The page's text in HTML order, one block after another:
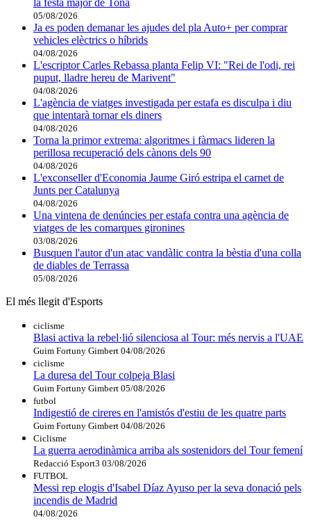
la festa major de Tona
05/08/2026
Ja es poden demanar les ajudes del pla Auto+ per comprar
vehicles elèctrics o híbrids
04/08/2026
L'escriptor Carles Rebassa planta Felip VI: "Rei de l'odi, rei
puput, lladre hereu de Marivent"
04/08/2026
L'agència de viatges investigada per estafa es disculpa i diu
que intentarà tornar els diners
04/08/2026
Torna la primor extrema: algoritmes i fàrmacs lideren la
perillosa recuperació dels cànons dels 90
04/08/2026
L'exconseller d'Economia Jaume Giró estripa el carnet de
Junts per Catalunya
04/08/2026
Una vintena de denúncies per estafa contra una agència de
viatges de les comarques gironines
03/08/2026
Busquen l'autor d'un atac vandàlic contra la bèstia d'una colla
de diables de Terrassa
05/08/2026
El més llegit d'Esports
ciclisme
Blasi activa la rebel·lió silenciosa al Tour: més nervis a l'UAE
Guim Fortuny Gimbert 04/08/2026
ciclisme
La duresa del Tour colpeja Blasi
Guim Fortuny Gimbert 05/08/2026
futbol
Indigestió de cireres en l'amistós d'estiu de les quatre parts
Guim Fortuny Gimbert 04/08/2026
Ciclisme
La guerra aerodinàmica arriba als sostenidors del Tour femení
Redacció Esport3 03/08/2026
FUTBOL
Messi rep elogis d'Isabel Díaz Ayuso per la seva donació pels
incendis de Madrid
04/08/2026